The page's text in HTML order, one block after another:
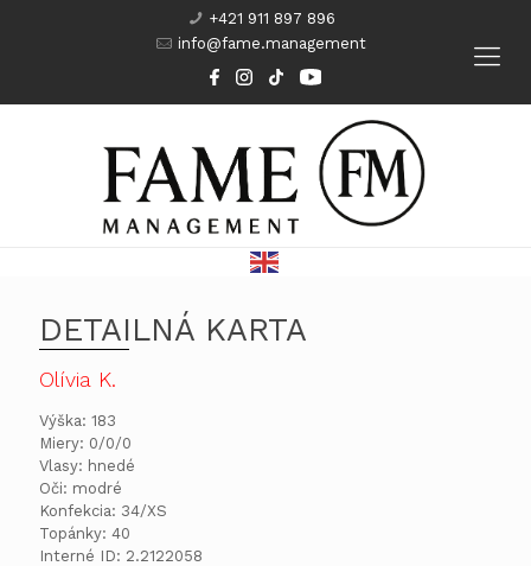
+421 911 897 896
info@fame.management
DETAILNÁ KARTA
Olívia K.
Výška: 183
Miery: 0/0/0
Vlasy: hnedé
Oči: modré
Konfekcia: 34/XS
Topánky: 40
Interné ID: 2.2122058
Herci